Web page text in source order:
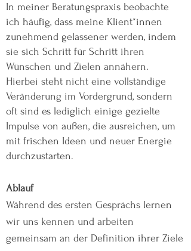
In meiner Beratungspraxis beobachte
ich häufig, dass meine Klient*innen
zunehmend gelassener werden, indem
sie sich Schritt für Schritt ihren
Wünschen und Zielen annähern.
Hierbei steht nicht eine vollständige
Veränderung im Vordergrund, sondern
oft sind es lediglich einige gezielte
Impulse von außen, die ausreichen, um
mit frischen Ideen und neuer Energie
durchzustarten.
Ablauf
Während des ersten Gesprächs lernen
wir uns kennen und arbeiten
gemeinsam an der Definition ihrer Ziele